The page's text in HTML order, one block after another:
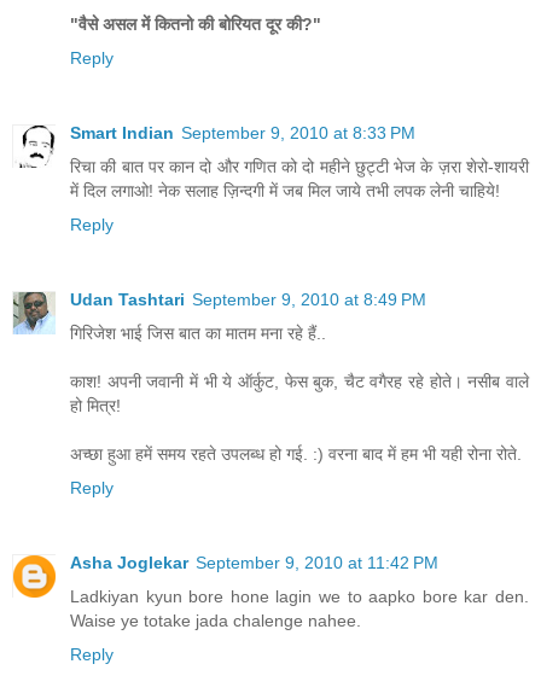
"वैसे असल में कितनो की बोरियत दूर की?"
Reply
Smart Indian September 9, 2010 at 8:33 PM
रिचा की बात पर कान दो और गणित को दो महीने छुट्टी भेज के ज़रा शेरो-शायरी
में दिल लगाओ! नेक सलाह ज़िन्दगी में जब मिल जाये तभी लपक लेनी चाहिये!
Reply
Udan Tashtari September 9, 2010 at 8:49 PM
गिरिजेश भाई जिस बात का मातम मना रहे हैं..
काश! अपनी जवानी में भी ये ऑर्कुट, फेस बुक, चैट वगैरह रहे होते। नसीब वाले
हो मित्र!
अच्छा हुआ हमें समय रहते उपलब्ध हो गई. :) वरना बाद में हम भी यही रोना रोते.
Reply
Asha Joglekar September 9, 2010 at 11:42 PM
Ladkiyan kyun bore hone lagin we to aapko bore kar den.
Waise ye totake jada chalenge nahee.
Reply